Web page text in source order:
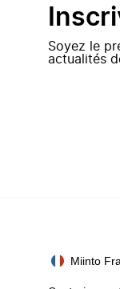
Soyez le
actualités
Miinto